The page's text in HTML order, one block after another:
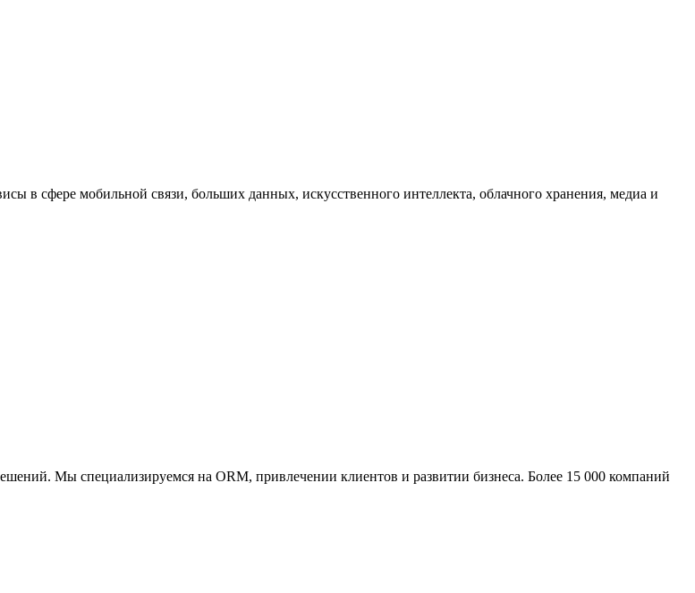
в сфере мобильной связи, больших данных, искусственного интеллекта, облачного хранения, медиа и
Мы специализируемся на ORM, привлечении клиентов и развитии бизнеса. Более 15 000 компаний